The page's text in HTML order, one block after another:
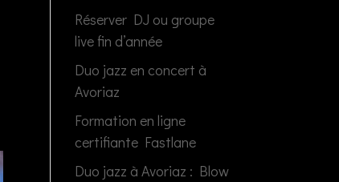
Réserver DJ ou groupe
live fin d’année
Duo jazz en concert à
Avoriaz
Formation en ligne
certifiante Fastlane
Duo jazz à Avoriaz : Blow